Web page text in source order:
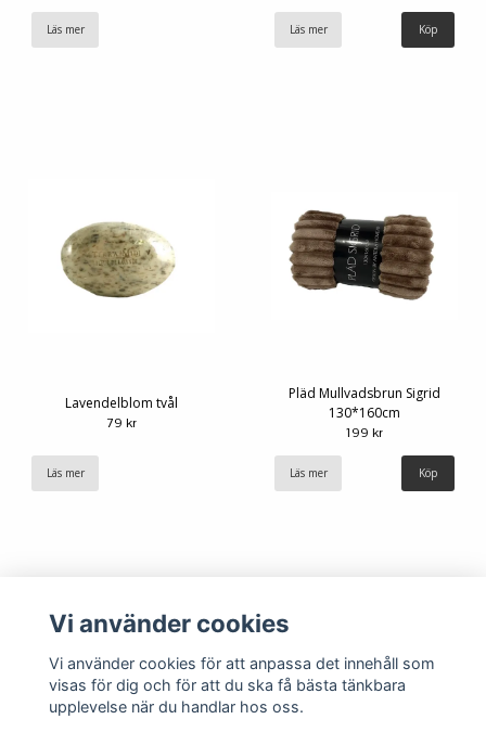
Läs mer Läs mer
Lavendelblom tvål
79 kr
Läs mer
Pläd Mullvadsbrun Sigrid
130*160cm
199 kr
Läs mer
Vi använder cookies
Vi använder cookies för att anpassa det innehåll som
visas för dig och för att du ska få bästa tänkbara
upplevelse när du handlar hos oss.